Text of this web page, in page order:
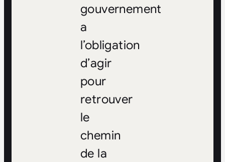
gouvernement
a
l’obligation
d’agir
pour
retrouver
le
chemin
de la